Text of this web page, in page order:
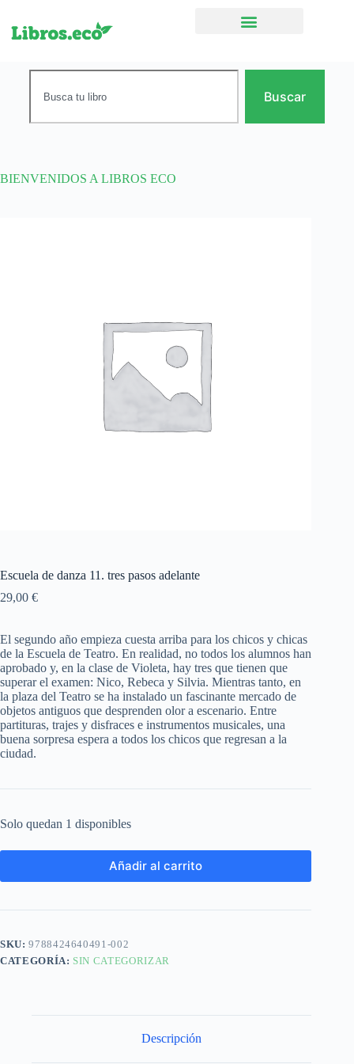
Buscar
BIENVENIDOS A LIBROS ECO
Escuela de danza 11. tres pasos adelante
29,00 €
El segundo año empieza cuesta arriba para los chicos y chicas
de la Escuela de Teatro. En realidad, no todos los alumnos han
aprobado y, en la clase de Violeta, hay tres que tienen que
superar el examen: Nico, Rebeca y Silvia. Mientras tanto, en
la plaza del Teatro se ha instalado un fascinante mercado de
objetos antiguos que desprenden olor a escenario. Entre
partituras, trajes y disfraces e instrumentos musicales, una
buena sorpresa espera a todos los chicos que regresan a la
ciudad.
Solo quedan 1 disponibles
Añadir al carrito
SKU:9788424640491-002
CATEGORÍA: SIN CATEGORIZAR
Descripción